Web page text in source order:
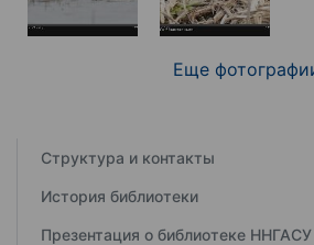
Еще
Структура и контакты
История библиотеки
Презентация о библиотеке ННГАСУ